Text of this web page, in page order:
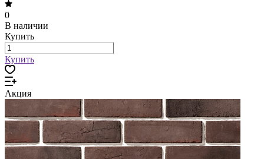
0
В наличии
Купить
Купить
Акция